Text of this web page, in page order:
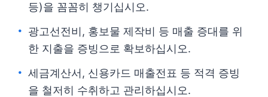
등)을 꼼꼼히 챙기십시오.
광고선전비, 홍보물 제작비 등 매출 증대를 위
한 지출을 증빙으로 확보하십시오.
세금계산서, 신용카드 매출전표 등 적격 증빙
을 철저히 수취하고 관리하십시오.